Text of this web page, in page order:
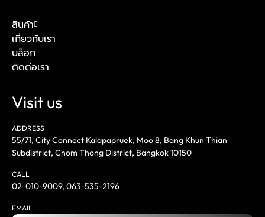
สินค้า
เกี่ยวกับเรา
บล็อก
ติดต่อเรา
Visit us
ADDRESS
55/71, City Connect Kalapapruek, Moo 8, Bang Khun Thian
Subdistrict, Chom Thong District, Bangkok 10150
CALL
02-010-9009, 063-535-2196
EMAIL